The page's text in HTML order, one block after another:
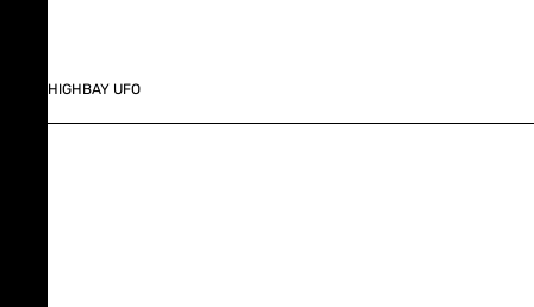
HIGHBAY UFO